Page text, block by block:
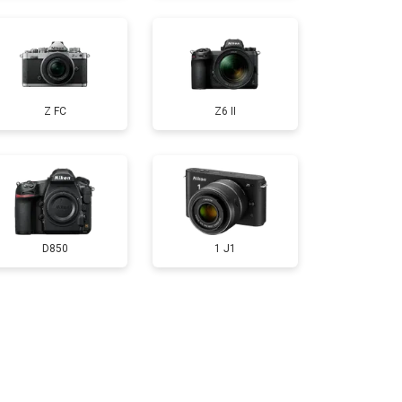
3300 ₽ Заказать
3100 ₽ Заказать
Z FC Z6 II
D850 1 J1